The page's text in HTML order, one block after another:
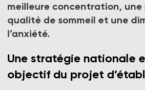
IME Les Longs Champs.
Crédit photo DR
meilleure concentration, une
qualité de sommeil et une
l’anxiété.
Une stratégie nationale
objectif du projet